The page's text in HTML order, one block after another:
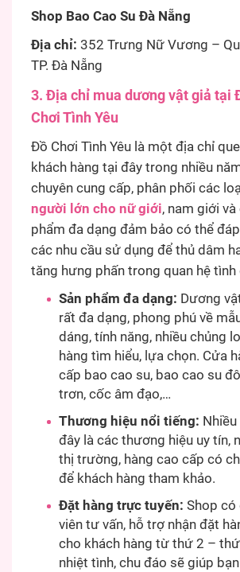
Shop Bao Cao Su Đà Nẵng
Địa chỉ: 352 Trưng Nữ Vương –
TP. Đà Nẵng
3. Địa chỉ mua dương vật giả tại
Chơi Tình Yêu
Đồ Chơi Tình Yêu là một địa chỉ
khách hàng tại đây trong nhiều
chuyên cung cấp, phân phối các
người lớn cho nữ giới, nam giới và
phẩm đa dạng đảm bảo có thể
các nhu cầu sử dụng để thủ dâm
tăng hưng phấn trong quan hệ tình
Sản phẩm đa dạng: Dương
rất đa dạng, phong phú về
dáng, tính năng, nhiều chủng
hàng tìm hiểu, lựa chọn. Cửa
cấp bao cao su, bao cao su
trơn, cốc âm đạo,…
Thương hiệu nổi tiếng:
đây là các thương hiệu uy tín,
thị trường, hàng cao cấp có
để khách hàng tham khảo.
Đặt hàng trực tuyến: Shop có
viên tư vấn, hỗ trợ nhận đặt
cho khách hàng từ thứ 2 –
nhiệt tình, chu đáo sẽ giúp